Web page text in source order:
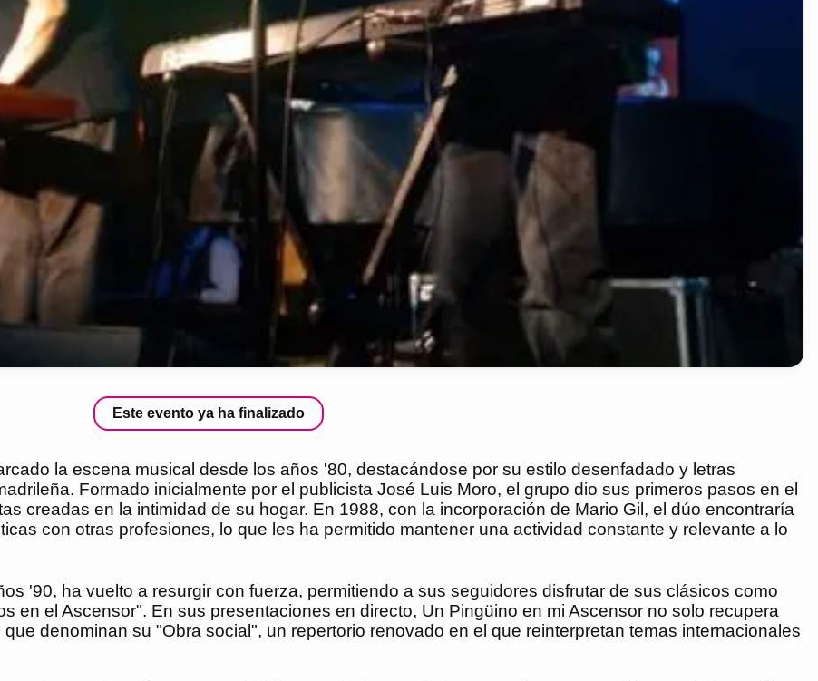
Este evento ya ha finalizado
la escena musical desde los años '80, destacándose por su estilo desenfadado y letras
Formado inicialmente por el publicista José Luis Moro, el grupo dio sus primeros pasos en el
creadas en la intimidad de su hogar. En 1988, con la incorporación de Mario Gil, el dúo encontraría
con otras profesiones, lo que les ha permitido mantener una actividad constante y relevante a lo
'90, ha vuelto a resurgir con fuerza, permitiendo a sus seguidores disfrutar de sus clásicos como
en el Ascensor". En sus presentaciones en directo, Un Pingüino en mi Ascensor no solo recupera
denominan su "Obra social", un repertorio renovado en el que reinterpretan temas internacionales